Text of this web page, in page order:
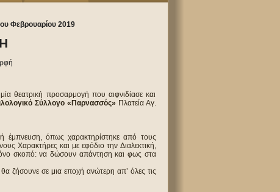
Φεβρουαρίου 2019
θεατρική προσαρμογή που αιφνιδίασε και
Σύλλογο «Παρνασσός» Πλατεία Αγ.
έμπνευση, όπως χαρακτηρίστηκε από τους
Χαρακτήρες και με εφόδιο την Διαλεκτική,
σκοπό: να δώσουν απάντηση και φως στα
ζήσουνε σε μια εποχή ανώτερη απ’ όλες τις